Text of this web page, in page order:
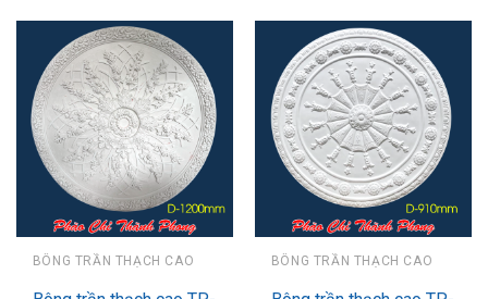
BÔNG TRẦN THẠCH CAO BÔNG TRẦN THẠCH CAO